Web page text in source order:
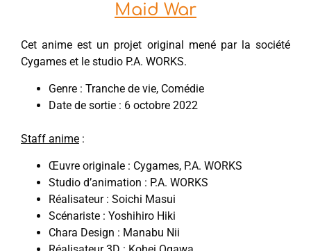
Maid War
Cet anime est un projet original mené par la société
Cygames et le studio P.A. WORKS.
Genre : Tranche de vie, Comédie
Date de sortie : 6 octobre 2022
Staff anime :
Œuvre originale : Cygames, P.A. WORKS
Studio d’animation : P.A. WORKS
Réalisateur : Soichi Masui
Scénariste : Yoshihiro Hiki
Chara Design : Manabu Nii